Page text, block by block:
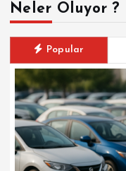
Neler Oluyor ?
Popular